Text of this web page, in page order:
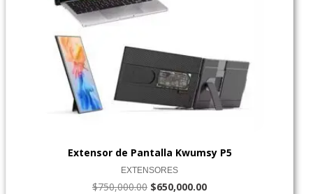
Extensor de Pantalla Kwumsy P5
EXTENSORES
$750,000.00 $650,000.00